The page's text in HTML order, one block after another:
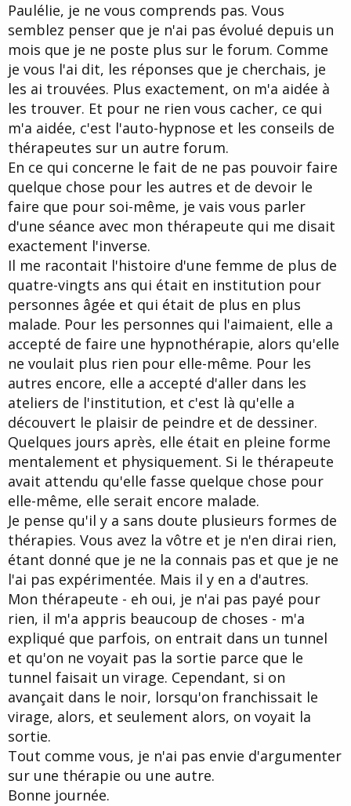
e
Paulélie, je ne vous comprends pas. Vous
semblez penser que je n'ai pas évolué depuis un
mois que je ne poste plus sur le forum. Comme
je vous l'ai dit, les réponses que je cherchais, je
les ai trouvées. Plus exactement, on m'a aidée à
les trouver. Et pour ne rien vous cacher, ce qui
m'a aidée, c'est l'auto-hypnose et les conseils de
thérapeutes sur un autre forum.
En ce qui concerne le fait de ne pas pouvoir faire
quelque chose pour les autres et de devoir le
faire que pour soi-même, je vais vous parler
d'une séance avec mon thérapeute qui me disait
exactement l'inverse.
Il me racontait l'histoire d'une femme de plus de
quatre-vingts ans qui était en institution pour
personnes âgée et qui était de plus en plus
malade. Pour les personnes qui l'aimaient, elle a
accepté de faire une hypnothérapie, alors qu'elle
ne voulait plus rien pour elle-même. Pour les
autres encore, elle a accepté d'aller dans les
ateliers de l'institution, et c'est là qu'elle a
découvert le plaisir de peindre et de dessiner.
Quelques jours après, elle était en pleine forme
mentalement et physiquement. Si le thérapeute
avait attendu qu'elle fasse quelque chose pour
elle-même, elle serait encore malade.
Je pense qu'il y a sans doute plusieurs formes de
thérapies. Vous avez la vôtre et je n'en dirai rien,
étant donné que je ne la connais pas et que je ne
l'ai pas expérimentée. Mais il y en a d'autres.
Mon thérapeute - eh oui, je n'ai pas payé pour
rien, il m'a appris beaucoup de choses - m'a
expliqué que parfois, on entrait dans un tunnel
et qu'on ne voyait pas la sortie parce que le
tunnel faisait un virage. Cependant, si on
avançait dans le noir, lorsqu'on franchissait le
virage, alors, et seulement alors, on voyait la
sortie.
Tout comme vous, je n'ai pas envie d'argumenter
sur une thérapie ou une autre.
Bonne journée.